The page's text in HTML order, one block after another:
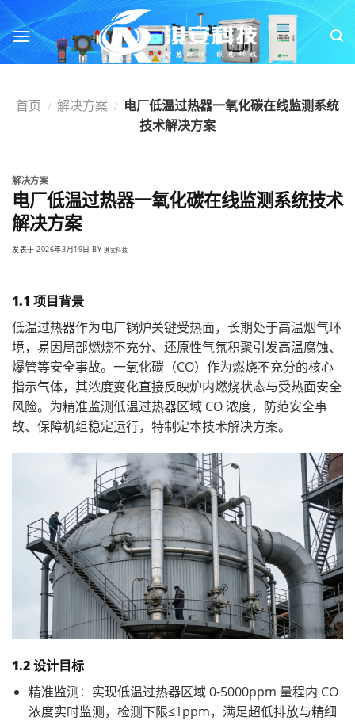
跳
转
到
内
首页 / 解决方案 / 电厂低温过热器一氧化碳在线监测系统
技术解决方案
解决方案
电厂低温过热器一氧化碳在线监测系统技术
解决方案
发表于2026年3月19日 BY淇安科技
1.1 项目背景
低温过热器作为电厂锅炉关键受热面，长期处于高温烟气环
境，易因局部燃烧不充分、还原性气氛积聚引发高温腐蚀、
爆管等安全事故。一氧化碳（CO）作为燃烧不充分的核心
指示气体，其浓度变化直接反映炉内燃烧状态与受热面安全
风险。为精准监测低温过热器区域 CO 浓度，防范安全事
故、保障机组稳定运行，特制定本技术解决方案。
1.2 设计目标
精准监测：实现低温过热器区域 0-5000ppm 量程内 CO
浓度实时监测，检测下限≤1ppm，满足超低排放与精细